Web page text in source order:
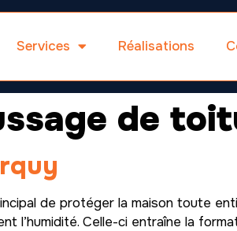
Services Réalisations
de
de protéger la maison toute
l’humidité. Celle-ci entraîne la